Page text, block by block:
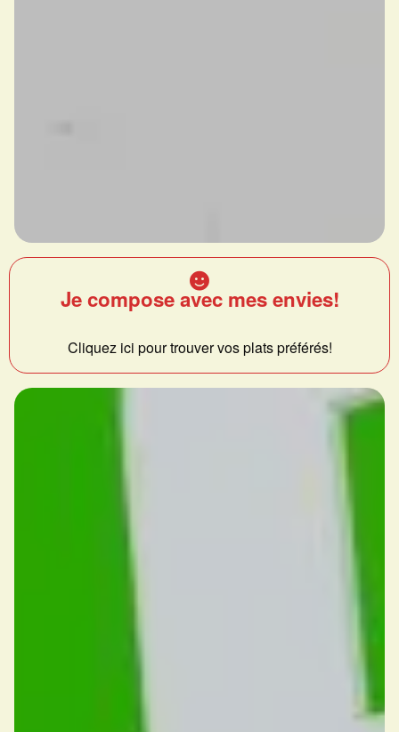
Je compose avec mes envies!
Cliquez ici pour trouver vos plats préférés!